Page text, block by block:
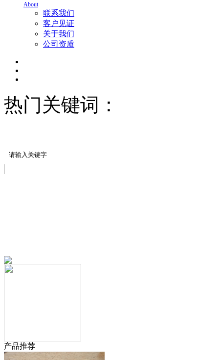
About
联系我们
客户见证
关于我们
公司资质
热门关键词：
产品推荐